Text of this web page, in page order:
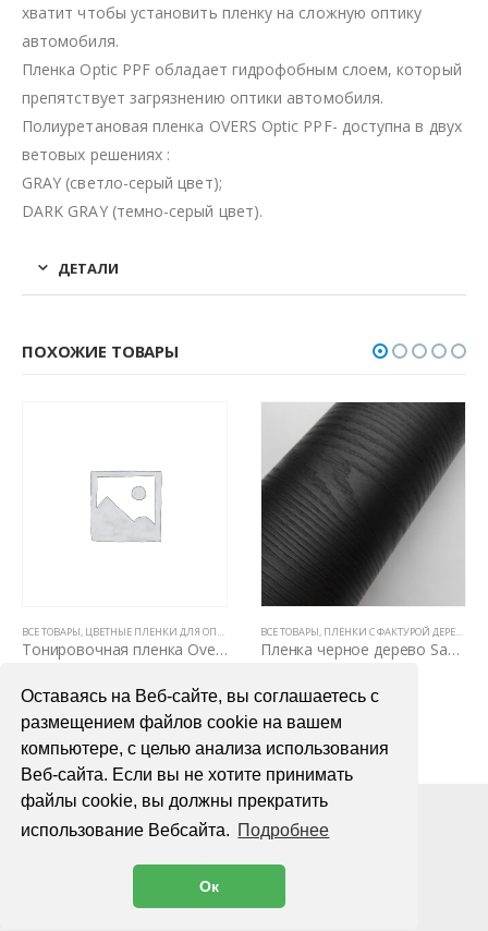
Оставаясь на Веб-сайте, вы соглашаетесь с
размещением файлов cookie на вашем
компьютере, с целью анализа использования
Веб-сайта. Если вы не хотите принимать
файлы cookie, вы должны прекратить
использование Вебсайта. Подробнее
Ок
хватит чтобы установить пленку на сложную оптику
автомобиля.
Пленка Optic PPF обладает гидрофобным слоем, который
препятствует загрязнению оптики автомобиля.
Полиуретановая пленка OVERS Optic PPF- доступна в двух
ветовых решениях :
GRAY (светло-серый цвет);
DARK GRAY (темно-серый цвет).
ДЕТАЛИ
ПОХОЖИЕ ТОВАРЫ
,ЦВЕТНЫЕ ВИНИЛОВЫЕ ПЛЕНКИ
ВСЕ ТОВАРЫ ЦВЕТНЫЕ ПЛЕНКИ ДЛЯ ОПТИКИ АВТО
Тонировочная пленка Overs OPC-15 VLT15%, 2mil, рулон 1,52х30м
ПОДРОБНЕЕ
ВСЕ ТОВАРЫ ПЛЕНКИ С ФАКТУРОЙ ДЕРЕВА И КОЖИ
Пленка черное дерево Samsung Mg 3030
В КОРЗИНУ